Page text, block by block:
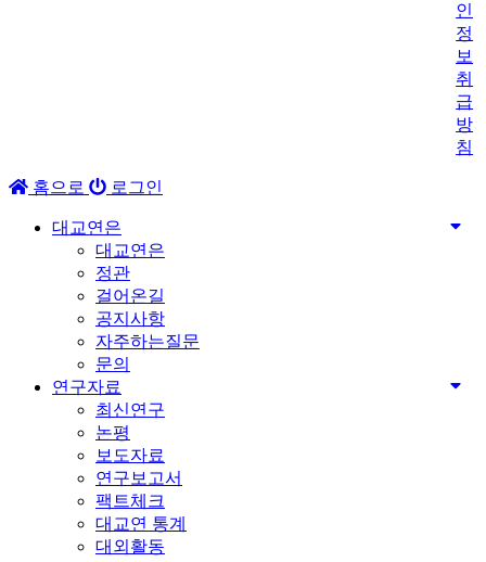
인
정
보
취
급
방
침
홈으로 로그인
대교연은
대교연은
정관
걸어온길
공지사항
자주하는질문
문의
연구자료
최신연구
논평
보도자료
연구보고서
팩트체크
대교연 통계
대외활동